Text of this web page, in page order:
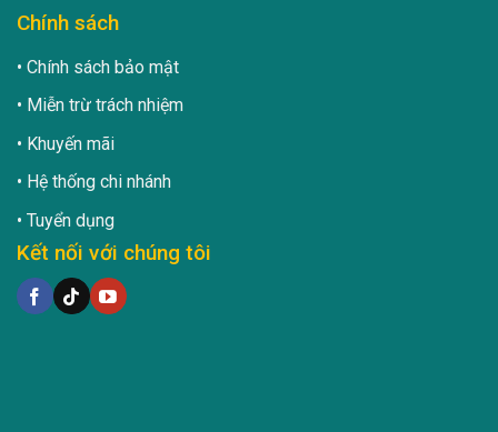
Chính sách
Chính sách bảo mật
Miễn trừ trách nhiệm
Khuyến mãi
Hệ thống chi nhánh
Tuyển dụng
Kết nối với chúng tôi